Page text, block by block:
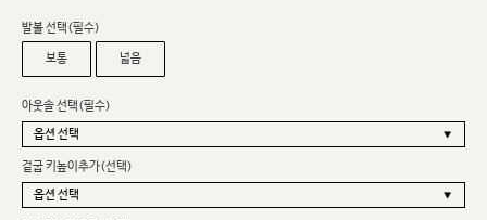
발볼 선택(필수)
보통 넓음
아웃솔 선택(필수)
겉굽 키높이추가(선택)